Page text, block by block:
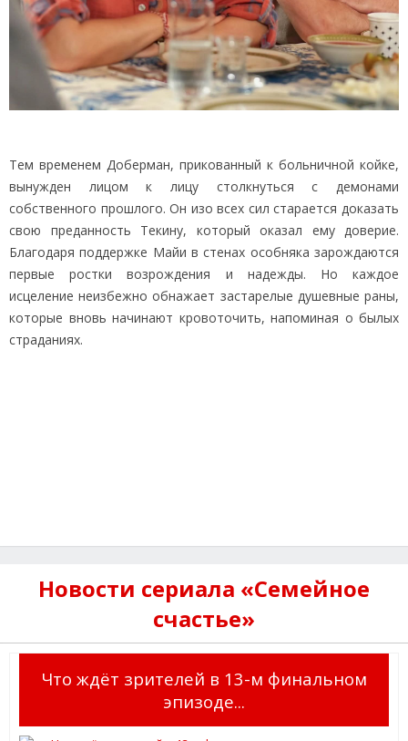
Тем временем Доберман, прикованный к больничной койке,
вынужден лицом к лицу столкнуться с демонами
собственного прошлого. Он изо всех сил старается доказать
свою преданность Текину, который оказал ему доверие.
Благодаря поддержке Майи в стенах особняка зарождаются
первые ростки возрождения и надежды. Но каждое
исцеление неизбежно обнажает застарелые душевные раны,
которые вновь начинают кровоточить, напоминая о былых
страданиях.
Новости сериала «Семейное
счастье»
Что ждёт зрителей в 13-м финальном
эпизоде...